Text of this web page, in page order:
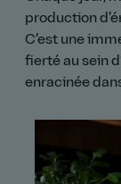
production
C’est une
fierté au sein
enracinée